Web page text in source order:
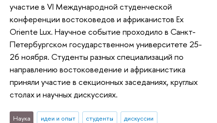
участие в VI Международной студенческой
конференции востоковедов и африканистов Ex
Oriente Lux. Научное событие проходило в Санкт-
Петербургском государственном университете 25-
26 ноября. Студенты разных специализаций по
направлению востоковедение и африканистика
приняли участие в секционных заседаниях, круглых
столах и научных дискуссиях.
Наука идеи и опыт студенты
дискуссии